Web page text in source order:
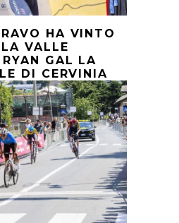
HA VINTO
VALLE
GAL LA
DI CERVINIA